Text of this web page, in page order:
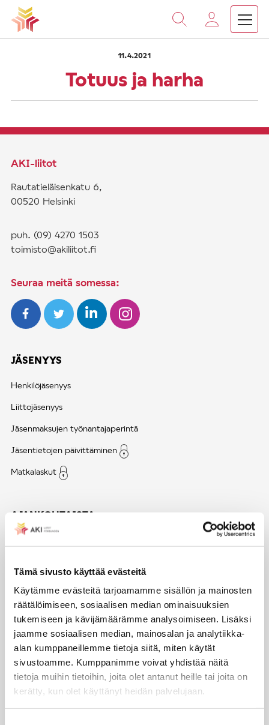
Tämä sivusto käyttää evästeitä
Käytämme evästeitä tarjoamamme sisällön ja mainosten
räätälöimiseen, sosiaalisen median ominaisuuksien
tukemiseen ja kävijämäärämme analysoimiseen. Lisäksi
jaamme sosiaalisen median, mainosalan ja analytiikka-
alan kumppaneillemme tietoja siitä, miten käytät
sivustoamme. Kumppanimme voivat yhdistää näitä
tietoja muihin tietoihin, joita olet antanut heille tai joita on
kerätty, kun olet käyttänyt heidän palvelujaan.
Vieritä
sisältöön
Etusivu Totuus ja harha
11.4.2021
Totuus ja harha
AKI-liitot
Rautatieläisenkatu 6,
00520 Helsinki
puh. (09) 4270 1503
toimisto@akiliitot.fi
Seuraa meitä somessa:
JÄSENYYS
Henkilöjäsenyys
Liittojäsenyys
Jäsenmaksujen työnantajaperintä
Jäsentietojen päivittäminen
Matkalaskut
AJANKOHTAISTA
Crux-lehti
JOBI
TYÖELÄMÄOPAS
Työnhaku